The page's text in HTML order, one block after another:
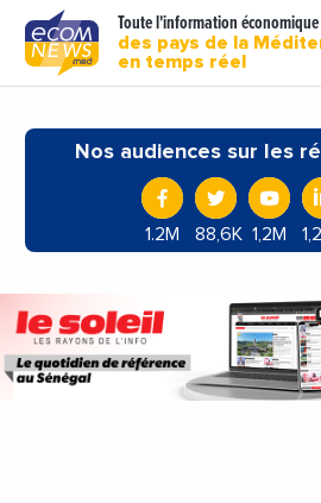
Toute l'information économique
des pays de la
en temps réel
Nos audiences sur les
1.2M 88,6K 1,2M